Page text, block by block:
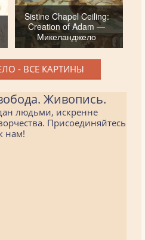
Sistine Chapel Ceiling:
Creation of Adam —
Микеланджело
- ВСЕ КАРТИНЫ
Живопись.
людьми, искренне
Присоединяйтесь
нам!